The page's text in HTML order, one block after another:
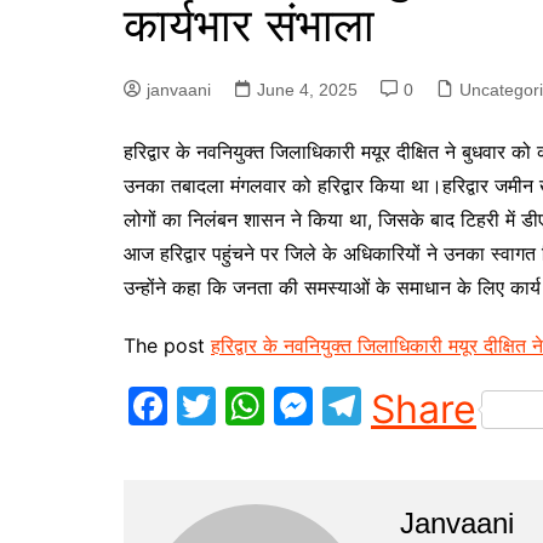
कार्यभार संभाला
janvaani June 4, 2025 0
हरिद्वार के नवनियुक्त जिलाधिकारी मयूर दीक्षित ने बुधवार
उनका तबादला मंगलवार को हरिद्वार किया था।हरिद्वार
लोगों का निलंबन शासन ने किया था, जिसके बाद टिहरी में
आज हरिद्वार पहुंचने पर जिले के अधिकारियों ने उनका
उन्होंने कहा कि जनता की समस्याओं के समाधान के लिए
The postहरिद्वार के नवनियुक्त जिलाधिकारी मयूर दीक्षित
F
e
T
er
W
s
M
s
T
el
Share
Janvaani